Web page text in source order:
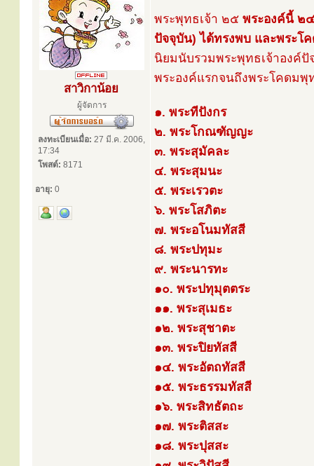
สาวิกาน้อย
ผู้จัดการ
ลงทะเบียนเมื่อ: 27 มี.ค. 2006,
17:34
โพสต์: 8171
อายุ: 0
พระพุทธเจ้า ๒๕ พระองค์นี้ ๒
ปัจจุบัน) ได้ทรงพบ และพระโ
นิยมนับรวมพระพุทธเจ้าองค์ปั
พระองค์แรกจนถึงพระโคดมพุ
๑. พระทีปังกร
๒. พระโกณฑัญญะ
๓. พระสุมัคละ
๔. พระสุมนะ
๕. พระเรวตะ
๖. พระโสภิตะ
๗. พระอโนมทัสสี
๘. พระปทุมะ
๙. พระนารทะ
๑๐. พระปทุมุตตระ
๑๑. พระสุเมธะ
๑๒. พระสุชาตะ
๑๓. พระปิยทัสสี
๑๔. พระอัตถทัสสี
๑๕. พระธรรมทัสสี
๑๖. พระสิทธัตถะ
๑๗. พระติสสะ
๑๘. พระปุสสะ